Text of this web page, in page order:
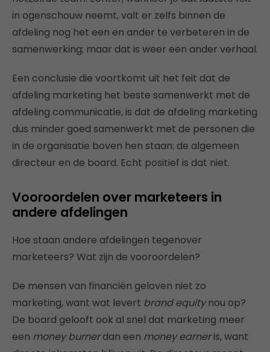
in ogenschouw neemt, valt er zelfs binnen de
afdeling nog het een en ander te verbeteren in de
samenwerking; maar dat is weer een ander verhaal.
Een conclusie die voortkomt uit het feit dat de
afdeling marketing het beste samenwerkt met de
afdeling communicatie, is dat de afdeling marketing
dus minder goed samenwerkt met de personen die
in de organisatie boven hen staan: de algemeen
directeur en de board. Echt positief is dat niet.
Vooroordelen over marketeers in
andere afdelingen
Hoe staan andere afdelingen tegenover
marketeers? Wat zijn de vooroordelen?
De mensen van financiën geloven niet zo
marketing, want wat levert brand equitynou op?
De board gelooft ook al snel dat marketing meer
een money burnerdan een money earneris, want